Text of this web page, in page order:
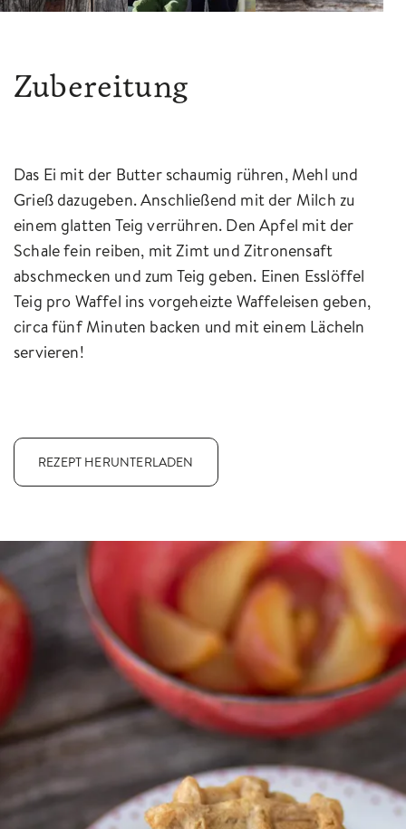
Zubereitung
Das Ei mit der Butter schaumig rühren, Mehl und
Grieß dazugeben. Anschließend mit der Milch zu
einem glatten Teig verrühren. Den Apfel mit der
Schale fein reiben, mit Zimt und Zitronensaft
abschmecken und zum Teig geben. Einen Esslöffel
Teig pro Waffel ins vorgeheizte Waffeleisen geben,
circa fünf Minuten backen und mit einem Lächeln
servieren!
REZEPT HERUNTERLADEN